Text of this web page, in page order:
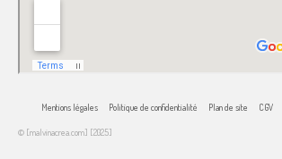
Mentions légales Politique de confidentialité Plan de site CGV
© [malvinacrea.com] [2025]